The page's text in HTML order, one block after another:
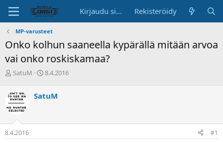
Kirjaudu sisään Rekisteröidy
MP-varusteet
Onko kolhun saaneella kypärällä mitään arvoa
vai onko roskiskamaa?
K
s
k
u
t
e
SatuM
A
i
s
8.4.2016
SatuM
8.4.2016 #1